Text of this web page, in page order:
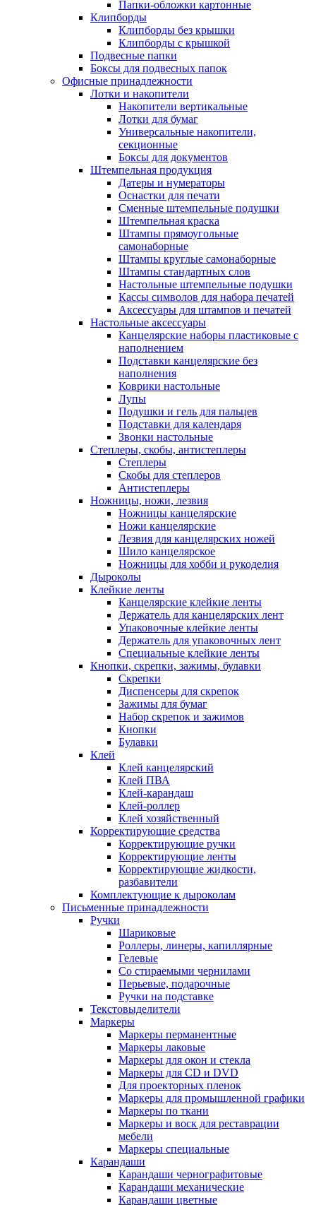
Папки-обложки картонные
Клипборды
Клипборды без крышки
Клипборды с крышкой
Подвесные папки
Боксы для подвесных папок
Офисные принадлежности
Лотки и накопители
Накопители вертикальные
Лотки для бумаг
Универсальные накопители,
секционные
Боксы для документов
Штемпельная продукция
Датеры и нумераторы
Оснастки для печати
Сменные штемпельные подушки
Штемпельная краска
Штампы прямоугольные
самонаборные
Штампы круглые самонаборные
Штампы стандартных слов
Настольные штемпельные подушки
Кассы символов для набора печатей
Аксессуары для штампов и печатей
Настольные аксессуары
Канцелярские наборы пластиковые с
наполнением
Подставки канцелярские без
наполнения
Коврики настольные
Лупы
Подушки и гель для пальцев
Подставки для календаря
Звонки настольные
Степлеры, скобы, антистеплеры
Степлеры
Скобы для степлеров
Антистеплеры
Ножницы, ножи, лезвия
Ножницы канцелярские
Ножи канцелярские
Лезвия для канцелярских ножей
Шило канцелярское
Ножницы для хобби и рукоделия
Дыроколы
Клейкие ленты
Канцелярские клейкие ленты
Держатель для канцелярских лент
Упаковочные клейкие ленты
Держатель для упаковочных лент
Специальные клейкие ленты
Кнопки, скрепки, зажимы, булавки
Скрепки
Диспенсеры для скрепок
Зажимы для бумаг
Набор скрепок и зажимов
Кнопки
Булавки
Клей
Клей канцелярский
Клей ПВА
Клей-карандаш
Клей-роллер
Клей хозяйственный
Корректирующие средства
Корректирующие ручки
Корректирующие ленты
Корректирующие жидкости,
разбавители
Комплектующие к дыроколам
Письменные принадлежности
Ручки
Шариковые
Роллеры, линеры, капиллярные
Гелевые
Со стираемыми чернилами
Перьевые, подарочные
Ручки на подставке
Текстовыделители
Маркеры
Маркеры перманентные
Маркеры лаковые
Маркеры для окон и стекла
Маркеры для CD и DVD
Для проекторных пленок
Маркеры для промышленной графики
Маркеры по ткани
Маркеры и воск для реставрации
мебели
Маркеры специальные
Карандаши
Карандаши чернографитовые
Карандаши механические
Карандаши цветные